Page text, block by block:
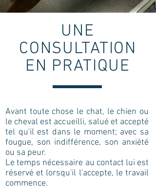
UNE
CONSULTATION
EN PRATIQUE
Avant toute chose le chat, le chien ou
le cheval est accueilli, salué et accepté
tel qu'il est dans le moment; avec sa
fougue, son indifférence, son anxiété
ou sa peur.
Le temps nécessaire au contact lui est
réservé et lorsqu'il l'accepte, le travail
commence.